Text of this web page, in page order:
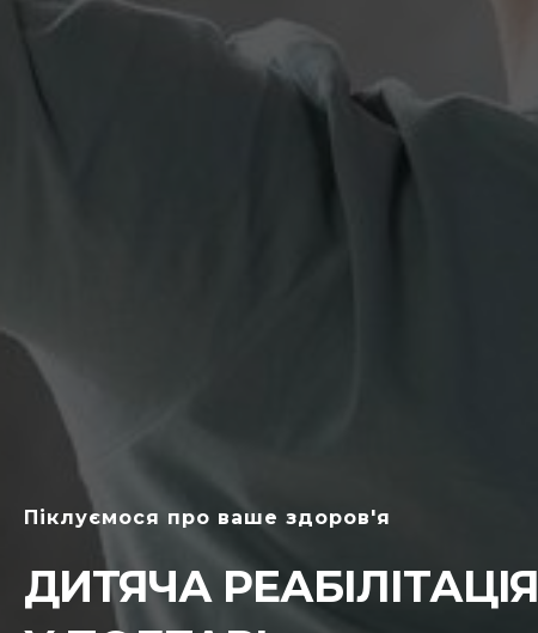
Піклуємося про ваше здоров'я
ДИТЯЧА РЕАБІЛІТАЦІЯ